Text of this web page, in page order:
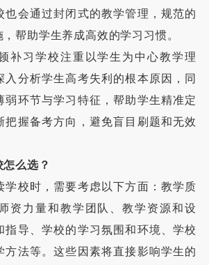
也会通过封闭式的教学管理，规范的
帮助学生养成高效的学习习惯。
习学校注重以学生为中心教学理
入分析学生高考失利的根本原因，同
弱环节与学习特征，帮助学生精准定
把握备考方向，避免盲目刷题和无效
么选？
校时，需要考虑以下方面：教学质
资力量和教学团队、教学资源和设
指导、学校的学习氛围和环境、学校
方法等。这些因素将直接影响学生的